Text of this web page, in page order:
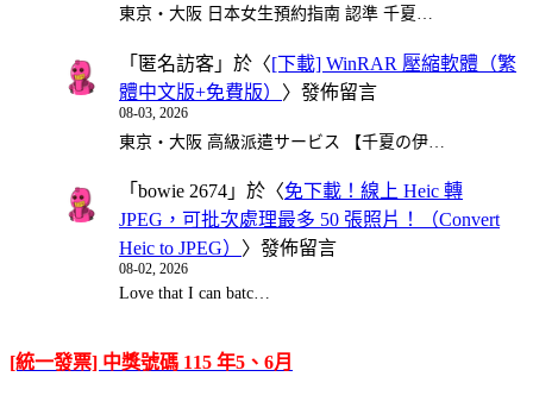
東京・大阪 日本女生預約指南 認準 千夏…
「 匿名訪客 」於〈[下載] WinRAR 壓縮軟體（繁
體中文版+免費版） 〉發佈留言
08-03, 2026
東京・大阪 高級派遣サービス 【千夏の伊…
「 bowie 2674 」於〈免下載！線上 Heic 轉
JPEG，可批次處理最多 50 張照片！（Convert
Heic to JPEG） 〉發佈留言
08-02, 2026
Love that I can batc…
[統一發票] 中獎號碼 115 年5、6月